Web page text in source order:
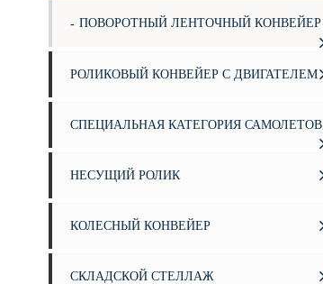
ПОВОРОТНЫЙ ЛЕНТОЧНЫЙ КОНВЕЙЕР
РОЛИКОВЫЙ КОНВЕЙЕР С ДВИГАТЕЛЕМ
СПЕЦИАЛЬНАЯ КАТЕГОРИЯ САМОЛЕТОВ
НЕСУЩИЙ РОЛИК
КОЛЕСНЫЙ КОНВЕЙЕР
СКЛАДСКОЙ СТЕЛЛАЖ